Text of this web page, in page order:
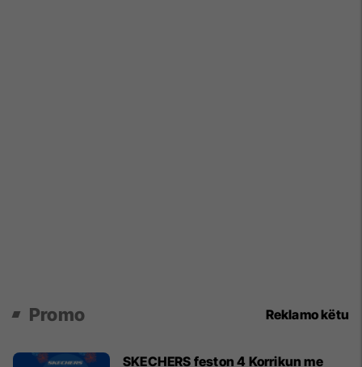
Promo Reklamo këtu
SKECHERS feston 4 Korrikun me